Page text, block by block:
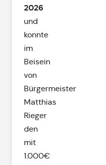
2026
und
konnte
im
Beisein
von
Bürgermeister
Matthias
Rieger
den
mit
1.000€